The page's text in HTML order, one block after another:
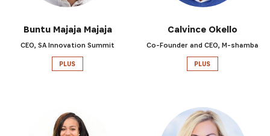
Buntu Majaja Majaja
CEO, SA Innovation Summit
PLUS
Calvince Okello
Co-Founder and CEO, M-shamba
PLUS